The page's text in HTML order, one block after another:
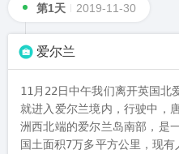
第1天 2019-11-30
爱尔兰
11月22日中午我们离开英国北
就进入爱尔兰境内，行驶中，
洲西北端的爱尔兰岛南部，是
国土面积7万多平方公里，现